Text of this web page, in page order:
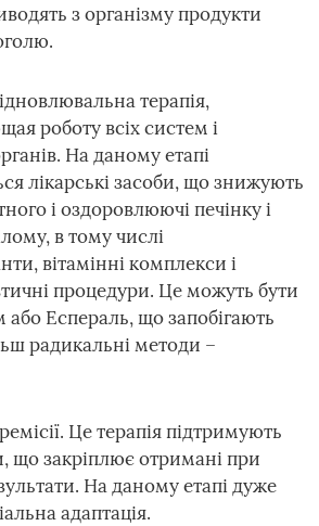
з організму продукти
терапія,
роботу всіх систем і
На даному етапі
лікарські засоби, що знижують
і оздоровлюючі печінку і
в тому числі
вітамінні комплекси і
процедури. Це можуть бути
Еспераль, що запобігають
радикальні методи –
Це терапія підтримують
що закріплює отримані при
На даному етапі дуже
адаптація.